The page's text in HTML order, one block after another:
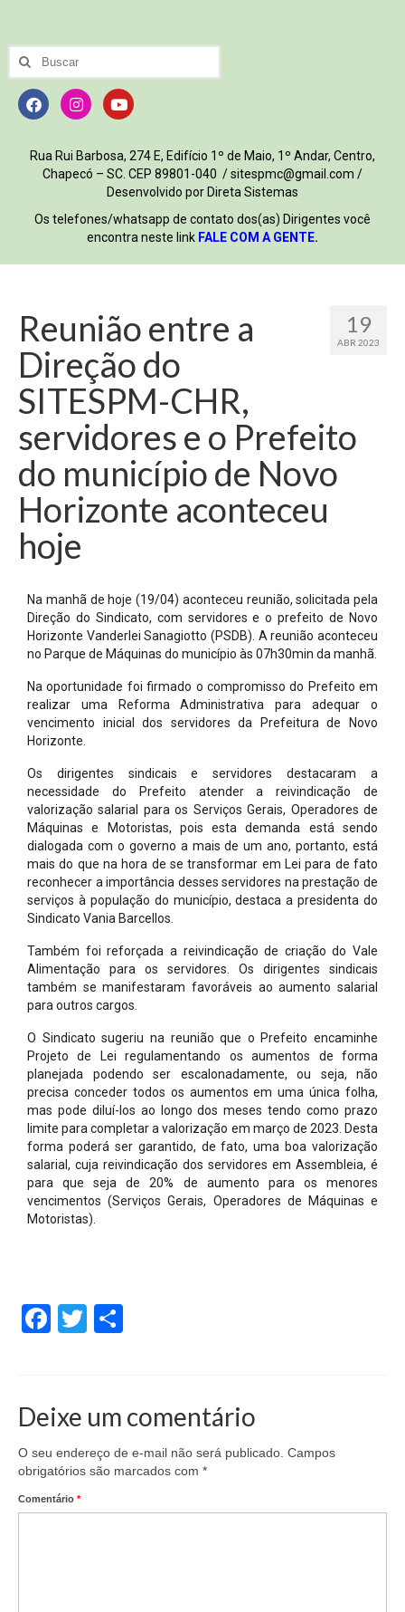
Rua Rui Barbosa, 274 E, Edifício 1º de Maio, 1º Andar, Centro,
Chapecó – SC. CEP 89801-040 / sitespmc@gmail.com /
Desenvolvido por Direta Sistemas
Os telefones/whatsapp de contato dos(as) Dirigentes você
encontra neste link FALE COM A GENTE.
19
ABR 2023
Reunião entre a
Direção do
SITESPM-CHR,
servidores e o Prefeito
do município de Novo
Horizonte aconteceu
hoje
Na manhã de hoje (19/04) aconteceu reunião, solicitada pela
Direção do Sindicato, com servidores e o prefeito de Novo
Horizonte Vanderlei Sanagiotto (PSDB). A reunião aconteceu
no Parque de Máquinas do município às 07h30min da manhã.
Na oportunidade foi firmado o compromisso do Prefeito em
realizar uma Reforma Administrativa para adequar o
vencimento inicial dos servidores da Prefeitura de Novo
Horizonte.
Os dirigentes sindicais e servidores destacaram a
necessidade do Prefeito atender a reivindicação de
valorização salarial para os Serviços Gerais, Operadores de
Máquinas e Motoristas, pois esta demanda está sendo
dialogada com o governo a mais de um ano, portanto, está
mais do que na hora de se transformar em Lei para de fato
reconhecer a importância desses servidores na prestação de
serviços à população do município, destaca a presidenta do
Sindicato Vania Barcellos.
Também foi reforçada a reivindicação de criação do Vale
Alimentação para os servidores. Os dirigentes sindicais
também se manifestaram favoráveis ao aumento salarial
para outros cargos.
O Sindicato sugeriu na reunião que o Prefeito encaminhe
Projeto de Lei regulamentando os aumentos de forma
planejada podendo ser escalonadamente, ou seja, não
precisa conceder todos os aumentos em uma única folha,
mas pode diluí-los ao longo dos meses tendo como prazo
limite para completar a valorização em março de 2023. Desta
forma poderá ser garantido, de fato, uma boa valorização
salarial, cuja reivindicação dos servidores em Assembleia, é
para que seja de 20% de aumento para os menores
vencimentos (Serviços Gerais, Operadores de Máquinas e
Motoristas).
Facebook
Twitter
Deixe um comentário
O seu endereço de e-mail não será publicado. Campos
obrigatórios são marcados com *
Comentário *